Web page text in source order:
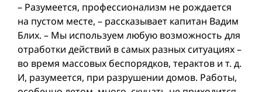
– Разумеется, профессионализм не рождается
на пустом месте, – рассказывает капитан Вадим
Блих. – Мы используем любую возможность для
отработки действий в самых разных ситуациях –
во время массовых беспорядков, терактов и т. д.
И, разумеется, при разрушении домов. Работы,